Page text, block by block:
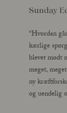
Sunday
“Hvordan
kærlige
blevet mødt
meget,
ny
og uendelig